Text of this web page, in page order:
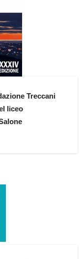
Treccani
liceo